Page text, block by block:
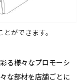
ができます。
る様々なプロモーシ
な部材を店舗ごとに